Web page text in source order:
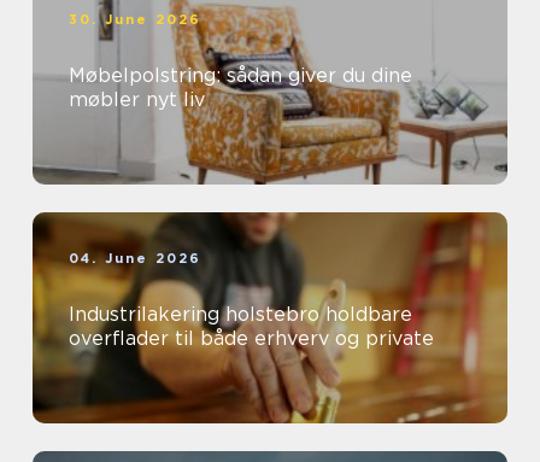
30. June 2026
Møbelpolstring: sådan giver du dine
møbler nyt liv
04. June 2026
Industrilakering holstebro holdbare
overflader til både erhverv og private